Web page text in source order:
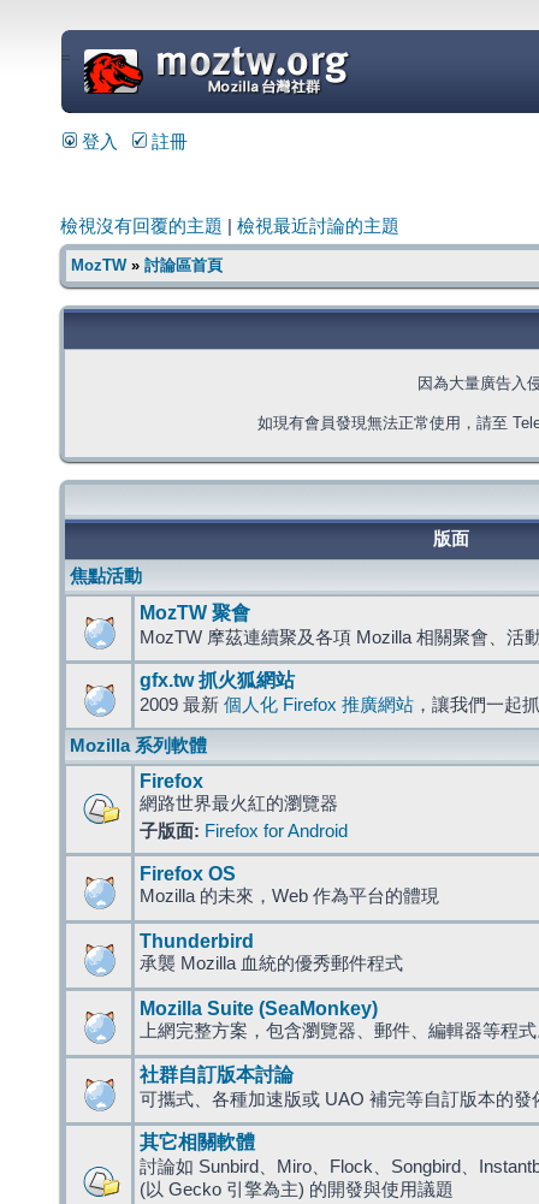
=
登入 註冊
檢視沒有回覆的主題 檢視最近討論的主題
MozTW» 討論區首頁
因為大量廣告入
如現有會員發現無法正常使用，請至
版面
焦點活動
MozTW 聚會
MozTW 摩茲連續聚及各項 Mozilla 相關聚會、活
gfx.tw 抓火狐網站
2009 最新 個人化 Firefox 推廣網站 ，讓我們一起
Mozilla 系列軟體
Firefox
網路世界最火紅的瀏覽器
子版面: Firefox for Android
Firefox OS
Mozilla 的未來，Web 作為平台的體現
Thunderbird
承襲 Mozilla 血統的優秀郵件程式
Mozilla Suite (SeaMonkey)
上網完整方案，包含瀏覽器、郵件、編輯器等程
社群自訂版本討論
可攜式、各種加速版或 UAO 補完等自訂版本的發
其它相關軟體
討論如 Sunbird、Miro、Flock、Songbird、
(以 Gecko 引擎為主) 的開發與使用議題